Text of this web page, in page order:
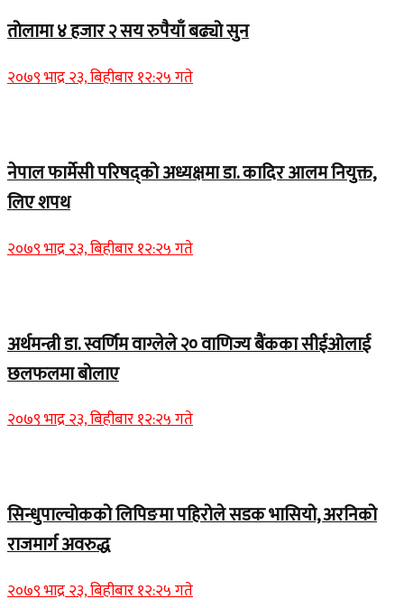
तोलामा ४ हजार २ सय रुपैयाँ बढ्यो सुन
२०७९ भाद्र २३, बिहीबार १२:२५ गते
नेपाल फार्मेसी परिषद्को अध्यक्षमा डा. कादिर आलम नियुक्त,
लिए शपथ
२०७९ भाद्र २३, बिहीबार १२:२५ गते
अर्थमन्त्री डा. स्वर्णिम वाग्लेले २० वाणिज्य बैंकका सीईओलाई
छलफलमा बोलाए
२०७९ भाद्र २३, बिहीबार १२:२५ गते
सिन्धुपाल्चोकको लिपिङमा पहिरोले सडक भासियो, अरनिको
राजमार्ग अवरुद्ध
२०७९ भाद्र २३, बिहीबार १२:२५ गते